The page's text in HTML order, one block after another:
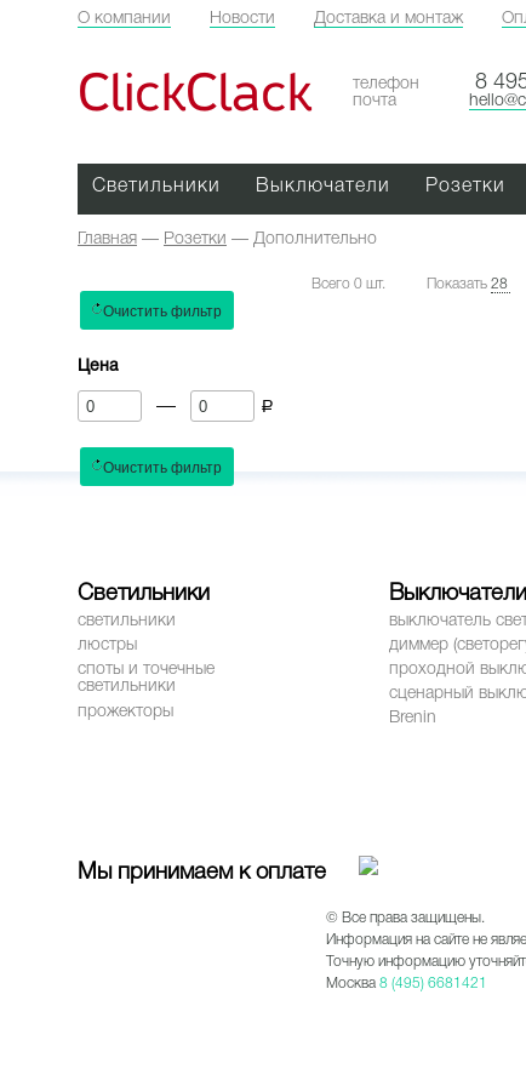
О компании Новости Доставка и монтаж
ClickClack телефон 8
почта
Светильники Выключатели Розетки
Главная — Розетки — Дополнительно
Цена
— a
Всего 0 шт. Показать 28
Светильники
светильники
люстры
споты и точечные
светильники
прожекторы
Выключатели
выключатель
диммер
проходной
сценарный
Brenin
Мы принимаем к оплате
© Все права защищены.
Информация на сайте не
Точную информацию
Москва 8 (495) 6681421